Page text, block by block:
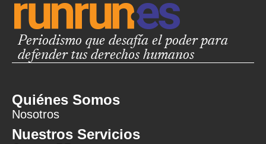
Periodismo que desafía el poder para
defender tus derechos humanos
Quiénes Somos
Nosotros
Nuestros Servicios